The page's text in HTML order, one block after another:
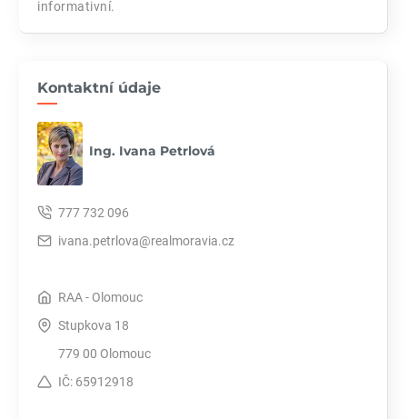
informativní.
Kontaktní údaje
Ing. Ivana Petrlová
777 732 096
ivana.petrlova@realmoravia.cz
RAA - Olomouc
Stupkova 18
779 00 Olomouc
IČ: 65912918